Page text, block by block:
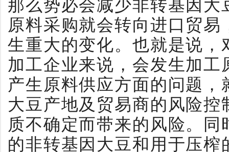
原料采购就会转向进口贸
生重大的变化。也就是说
加工企业来说，会发生加
产生原料供应方面的问题
大豆产地及贸易商的风险
质不确定而带来的风险。
的非转基因大豆和用于压